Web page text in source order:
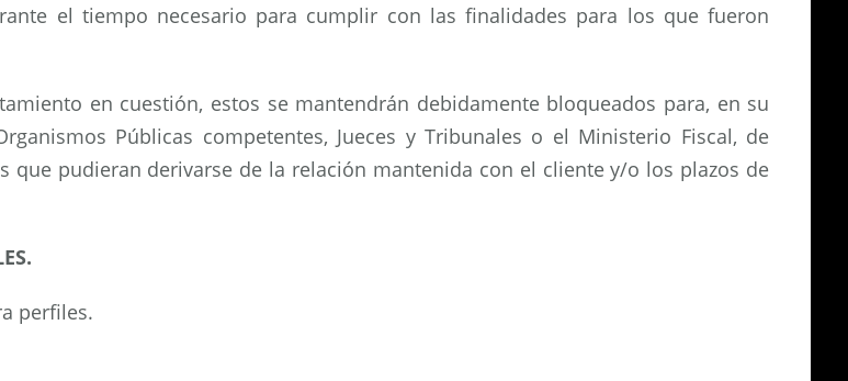
el tiempo necesario para cumplir con las finalidades para los que fueron
en cuestión, estos se mantendrán debidamente bloqueados para, en su
Públicas competentes, Jueces y Tribunales o el Ministerio Fiscal, de
que pudieran derivarse de la relación mantenida con el cliente y/o los plazos de
perfiles.